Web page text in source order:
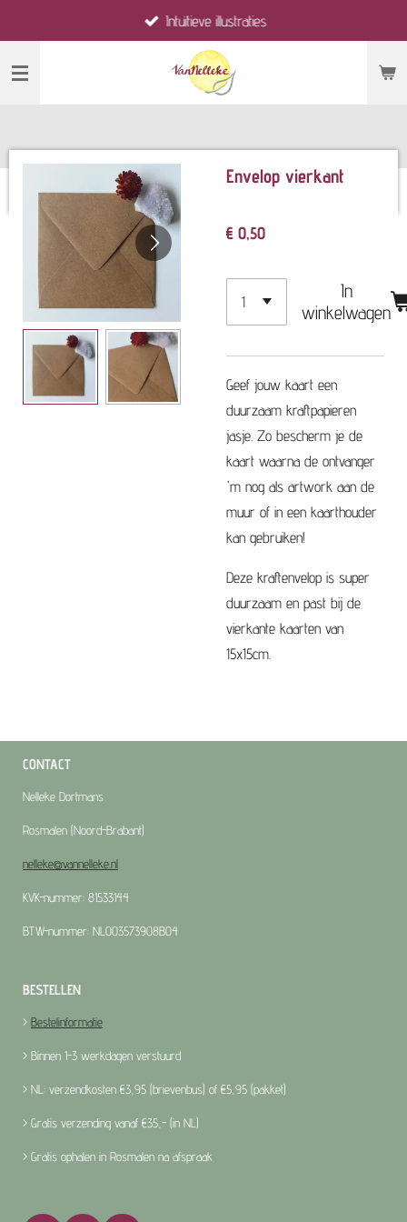
direct
naar
Intuïtieve illustraties
Envelop vierkant
€ 0,50
In
winkelwagen
Geef jouw kaart een
duurzaam kraftpapieren
jasje. Zo bescherm je de
kaart waarna de ontvanger
'm nog als artwork aan de
muur of in een kaarthouder
kan gebruiken!
Deze kraftenvelop is super
duurzaam en past bij de
vierkante kaarten van
15x15cm.
CONTACT
Nelleke Dortmans
Rosmalen (Noord-Brabant)
nelleke@vannelleke.nl
KVK-nummer: 81533144
BTW-nummer: NL003573908B04
BESTELLEN
> Bestelinformatie
> Binnen 1-3 werkdagen verstuurd
> NL: verzendkosten €3,95 (brievenbus) of €5,95 (pakket)
> Gratis verzending vanaf €35,- (in NL)
> Gratis ophalen in Rosmalen na afspraak